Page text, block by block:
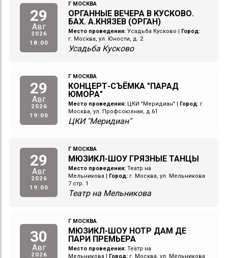
29
Авг
2026
18:00
Г МОСКВА
ОРГАННЫЕ ВЕЧЕРА В КУСКОВО.
БАХ. А.КНЯЗЕВ (ОРГАН)
Место проведения: Усадьба Кусково
Город:
г. Москва, ул. Юности, д. 2
Усадьба Кусково
29
Авг
2026
19:00
Г МОСКВА
КОНЦЕРТ-СЪЁМКА "ПАРАД
ЮМОРА"
Место проведения: ЦКИ "Меридиан" Город: г.
Москва, ул. Профсоюзная, д.61
ЦКИ "Меридиан"
29
Авг
2026
19:00
Г МОСКВА
МЮЗИКЛ-ШОУ ГРЯЗНЫЕ ТАНЦЫ
Место проведения: Театр на
Мельникова
Город: г. Москва, ул. Мельникова
7 стр. 1
Театр на Мельникова
30
Авг
2026
Г МОСКВА
МЮЗИКЛ-ШОУ НОТР ДАМ ДЕ
ПАРИ ПРЕМЬЕРА
Место проведения: Театр на
Мельникова
Город: г. Москва, ул. Мельникова